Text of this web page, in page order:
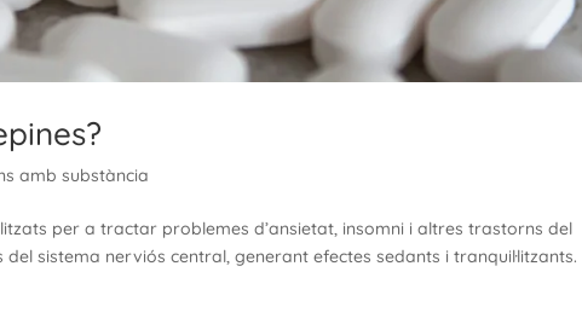
amb substància
per a tractar problemes d’ansietat, insomni i altres trastorns del
sistema nerviós central, generant efectes sedants i tranquil·litzants.